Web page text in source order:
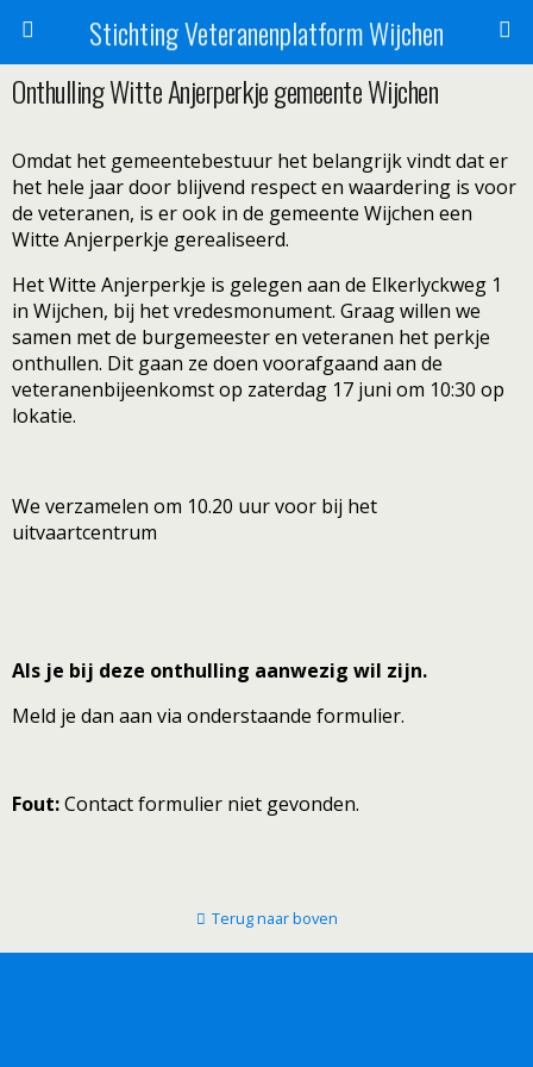
Stichting Veteranenplatform Wijchen
Onthulling Witte Anjerperkje gemeente Wijchen
Omdat het gemeentebestuur het belangrijk vindt dat er
het hele jaar door blijvend respect en waardering is voor
de veteranen, is er ook in de gemeente Wijchen een
Witte Anjerperkje gerealiseerd.
Het Witte Anjerperkje is gelegen aan de Elkerlyckweg 1
in Wijchen, bij het vredesmonument. Graag willen we
samen met de burgemeester en veteranen het perkje
onthullen. Dit gaan ze doen voorafgaand aan de
veteranenbijeenkomst op zaterdag 17 juni om 10:30 op
lokatie.
We verzamelen om 10.20 uur voor bij het
uitvaartcentrum
Als je bij deze onthulling aanwezig wil zijn.
Meld je dan aan via onderstaande formulier.
Fout:Contact formulier niet gevonden.
Terug naar boven